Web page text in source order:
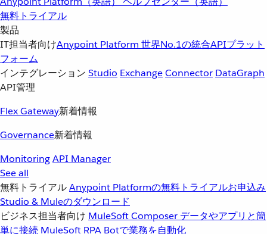
無料トライアル
製品
IT担当者向けAnypoint Platform 世界No.1の統合APIプラット
フォーム
インテグレーション Studio ExchangeConnector DataGraph
API管理
Flex Gateway新着情報
Governance新着情報
MonitoringAPI Manager
See all
無料トライアルAnypoint Platformの無料トライアルお申込み
Studio & Muleのダウンロード
ビジネス担当者向け MuleSoft Composer データやアプリと簡
単に接続 MuleSoft RPA Botで業務を自動化